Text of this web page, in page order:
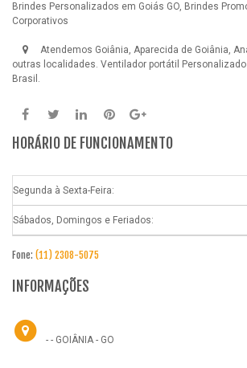
Brindes Personalizados em Goiás GO, Brindes
Corporativos
Atendemos Goiânia, Aparecida de Goiânia,
outras localidades. Ventilador portátil Personalizado
Brasil.
HORÁRIO DE FUNCIONAMENTO
Segunda à Sexta-Feira:
Sábados, Domingos e Feriados:
Fone: (11) 2308-5075
INFORMAÇÕES
- - GOIÂNIA - GO